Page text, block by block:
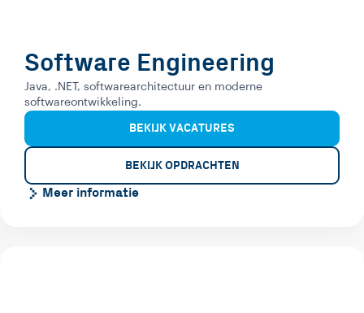
Software Engineering
Java, .NET, softwarearchitectuur en moderne
softwareontwikkeling.
BEKIJK VACATURES
BEKIJK OPDRACHTEN
Meer informatie